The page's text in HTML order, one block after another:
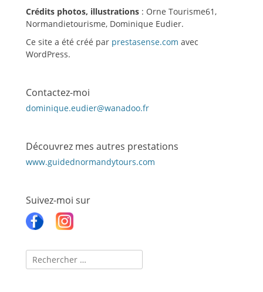
Crédits photos, illustrations : Orne Tourisme61,
Normandietourisme, Dominique Eudier.
Ce site a été créé par prestasense.com avec
WordPress.
Contactez-moi
dominique.eudier@wanadoo.fr
Découvrez mes autres prestations
www.guidednormandytours.com
Suivez-moi sur
Recherche
pour :